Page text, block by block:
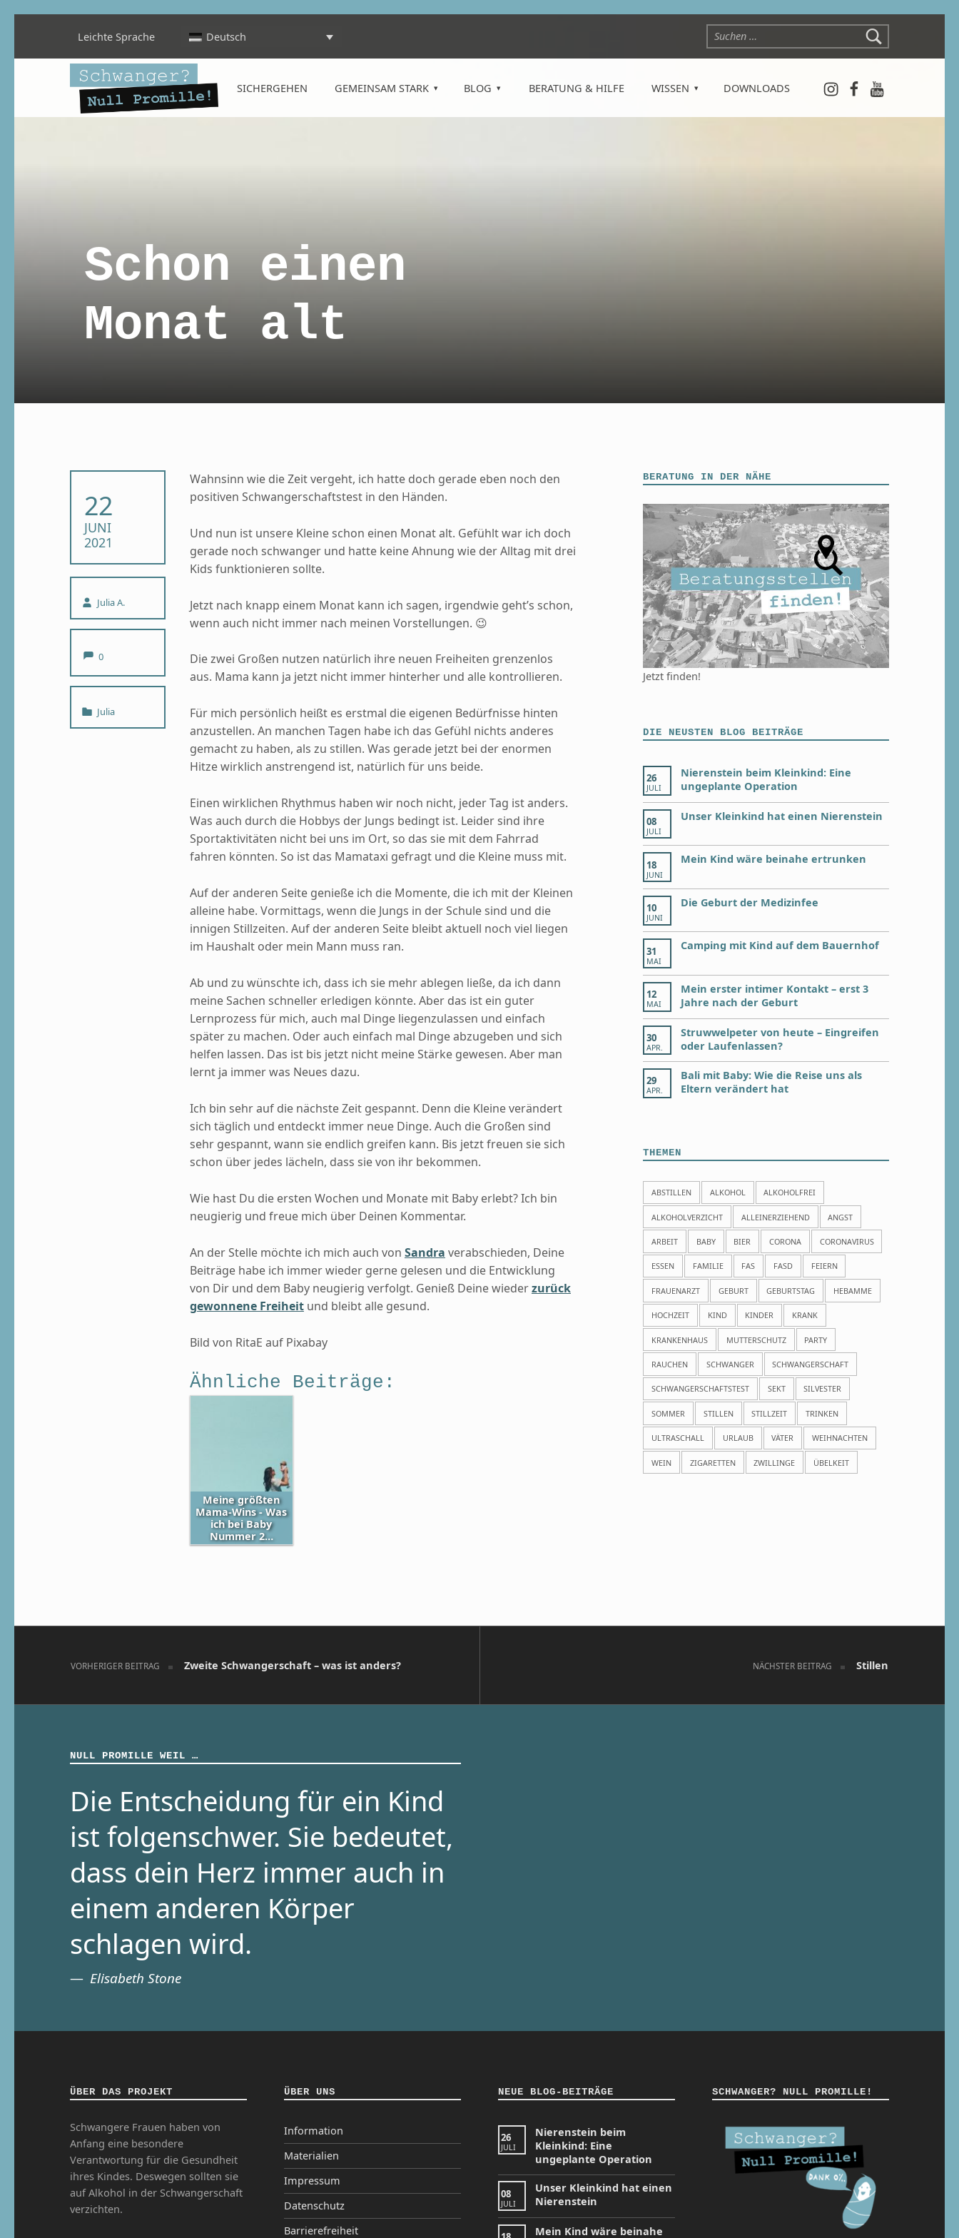
SICHERGEHEN GEMEINSAM STARK BLOG BERATUNG & HILFE WISSEN DOWNLOADS
Instagram
Facebook
YouTube
Leichte Sprache Deutsch
Schon einen
Monat alt
22
JUNI
2021
Written by:
Julia A.
0
Categorized in:
Julia
Wahnsinn wie die Zeit vergeht, ich hatte doch gerade eben noch den
positiven Schwangerschaftstest in den Händen.
Und nun ist unsere Kleine schon einen Monat alt. Gefühlt war ich doch
gerade noch schwanger und hatte keine Ahnung wie der Alltag mit drei
Kids funktionieren sollte.
Jetzt nach knapp einem Monat kann ich sagen, irgendwie geht’s schon,
wenn auch nicht immer nach meinen Vorstellungen. 😉
Die zwei Großen nutzen natürlich ihre neuen Freiheiten grenzenlos
aus. Mama kann ja jetzt nicht immer hinterher und alle kontrollieren.
Für mich persönlich heißt es erstmal die eigenen Bedürfnisse hinten
anzustellen. An manchen Tagen habe ich das Gefühl nichts anderes
gemacht zu haben, als zu stillen. Was gerade jetzt bei der enormen
Hitze wirklich anstrengend ist, natürlich für uns beide.
Einen wirklichen Rhythmus haben wir noch nicht, jeder Tag ist anders.
Was auch durch die Hobbys der Jungs bedingt ist. Leider sind ihre
Sportaktivitäten nicht bei uns im Ort, so das sie mit dem Fahrrad
fahren könnten. So ist das Mamataxi gefragt und die Kleine muss mit.
Auf der anderen Seite genieße ich die Momente, die ich mit der Kleinen
alleine habe. Vormittags, wenn die Jungs in der Schule sind und die
innigen Stillzeiten. Auf der anderen Seite bleibt aktuell noch viel liegen
im Haushalt oder mein Mann muss ran.
Ab und zu wünschte ich, dass ich sie mehr ablegen ließe, da ich dann
meine Sachen schneller erledigen könnte. Aber das ist ein guter
Lernprozess für mich, auch mal Dinge liegenzulassen und einfach
später zu machen. Oder auch einfach mal Dinge abzugeben und sich
helfen lassen. Das ist bis jetzt nicht meine Stärke gewesen. Aber man
lernt ja immer was Neues dazu.
Ich bin sehr auf die nächste Zeit gespannt. Denn die Kleine verändert
sich täglich und entdeckt immer neue Dinge. Auch die Großen sind
sehr gespannt, wann sie endlich greifen kann. Bis jetzt freuen sie sich
schon über jedes lächeln, dass sie von ihr bekommen.
Wie hast Du die ersten Wochen und Monate mit Baby erlebt? Ich bin
neugierig und freue mich über Deinen Kommentar.
An der Stelle möchte ich mich auch von Sandra verabschieden, Deine
Beiträge habe ich immer wieder gerne gelesen und die Entwicklung
von Dir und dem Baby neugierig verfolgt. Genieß Deine wiederzurück
gewonnene Freiheitund bleibt alle gesund.
Bild von RitaE auf Pixabay
Ähnliche Beiträge:
Meine größten
Mama-Wins - Was
ich bei Baby
Nummer 2…
BERATUNG IN DER NÄHE
Jetzt finden!
DIE NEUSTEN BLOG BEITRÄGE
26
JULI
Nierenstein beim Kleinkind: Eine
ungeplante Operation
08
JULI
Unser Kleinkind hat einen Nierenstein
18
JUNI
Mein Kind wäre beinahe ertrunken
10
JUNI
Die Geburt der Medizinfee
31
MAI
Camping mit Kind auf dem Bauernhof
12
MAI
Mein erster intimer Kontakt – erst 3
Jahre nach der Geburt
30
APR.
Struwwelpeter von heute – Eingreifen
oder Laufenlassen?
29
APR.
Bali mit Baby: Wie die Reise uns als
Eltern verändert hat
THEMEN
ABSTILLEN ALKOHOL ALKOHOLFREI
ALKOHOLVERZICHT ALLEINERZIEHEND ANGST
ARBEIT BABY BIER CORONA CORONAVIRUS
ESSEN FAMILIE FAS FASD FEIERN
FRAUENARZT GEBURT GEBURTSTAG HEBAMME
HOCHZEIT KIND KINDER KRANK
KRANKENHAUS MUTTERSCHUTZ PARTY
RAUCHEN SCHWANGER SCHWANGERSCHAFT
SCHWANGERSCHAFTSTEST SEKT SILVESTER
SOMMER STILLEN STILLZEIT TRINKEN
ULTRASCHALL URLAUB VÄTER WEIHNACHTEN
WEIN ZIGARETTEN ZWILLINGE ÜBELKEIT
Beitragsnavigation
VORHERIGER BEITRAG Zweite Schwangerschaft – was ist anders? NÄCHSTER BEITRAG Stillen
NULL PROMILLE WEIL …
Die Entscheidung für ein Kind
ist folgenschwer. Sie bedeutet,
dass dein Herz immer auch in
einem anderen Körper
schlagen wird.
Elisabeth Stone
ÜBER DAS PROJEKT
Schwangere Frauen haben von
Anfang eine besondere
Verantwortung für die Gesundheit
ihres Kindes. Deswegen sollten sie
auf Alkohol in der Schwangerschaft
verzichten.
ÜBER UNS
Information
Materialien
Impressum
Datenschutz
Barrierefreiheit
NEUE BLOG-BEITRÄGE
26
JULI
Nierenstein beim
Kleinkind: Eine
ungeplante Operation
08
JULI
Unser Kleinkind hat einen
Nierenstein
Mein Kind wäre beinahe
SCHWANGER? NULL PROMILLE!